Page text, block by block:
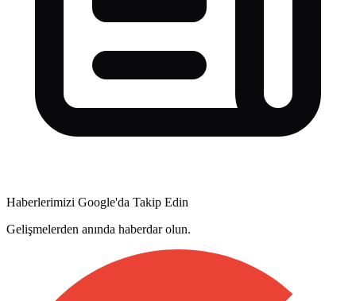
Haberlerimizi Google'da Takip Edin
Gelişmelerden anında haberdar olun.